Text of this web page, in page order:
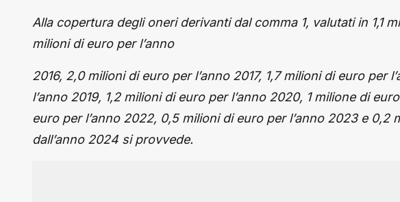
Alla copertura degli oneri derivanti dal comma 1, valutati in 1,1
milioni di euro per l’anno
2016, 2,0 milioni di euro per l’anno 2017, 1,7 milioni di euro per
l’anno 2019, 1,2 milioni di euro per l’anno 2020, 1 milione di
euro per l’anno 2022, 0,5 milioni di euro per l’anno 2023 e 0,2
dall’anno 2024 si provvede.